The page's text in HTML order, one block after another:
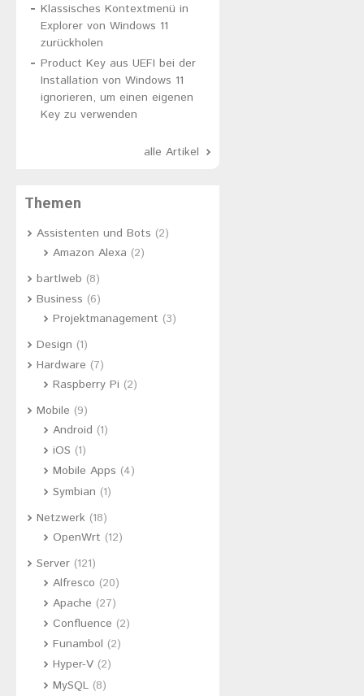
Klassisches Kontextmenü in
Explorer von Windows 11
zurückholen
Product Key aus UEFI bei der
Installation von Windows 11
ignorieren, um einen eigenen
Key zu verwenden
alle Artikel
Themen
Assistenten und Bots (2)
Amazon Alexa (2)
bartlweb (8)
Business (6)
Projektmanagement (3)
Design (1)
Hardware (7)
Raspberry Pi (2)
Mobile (9)
Android (1)
iOS (1)
Mobile Apps (4)
Symbian (1)
Netzwerk (18)
OpenWrt (12)
Server (121)
Alfresco (20)
Apache (27)
Confluence (2)
Funambol (2)
Hyper-V(2)
MySQL(8)